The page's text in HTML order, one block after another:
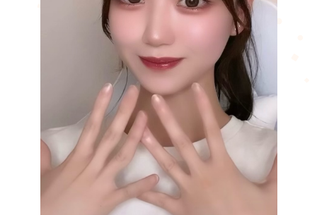
プライバシーポリシー
ライバー所属に興味のある方はこちら